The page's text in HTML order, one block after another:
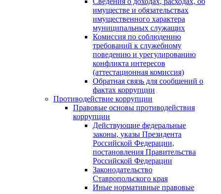
имуществе и обязательствах
имущественного характера
муниципальных служащих
Комиссия по соблюдению
требований к служебному
поведению и урегулированию
конфликта интересов
(аттестационная комиссия)
Обратная связь для сообщений о
фактах коррупции
Противодействие коррупции
Правовые основы противодействия
коррупции
Действующие федеральные
законы, указы Президента
Российской Федерации,
постановления Правительства
Российской Федерации
Законодательство
Ставропольского края
Иные нормативные правовые